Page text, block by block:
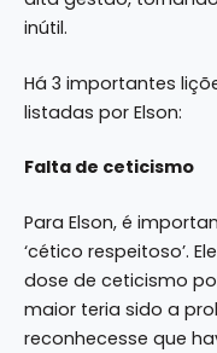
inútil.
Há 3 importantes
listadas por Elson:
Falta de ceticismo
Para Elson, é
‘cético respeitoso’.
dose de ceticismo
maior teria sido a
reconhecesse que